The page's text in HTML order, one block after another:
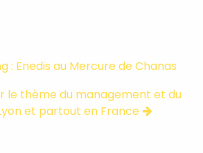
: Enedis au Mercure de Chanas
le thème du management et du
et partout en France